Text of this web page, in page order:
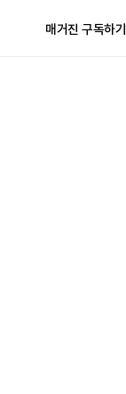
매거진 구독하기